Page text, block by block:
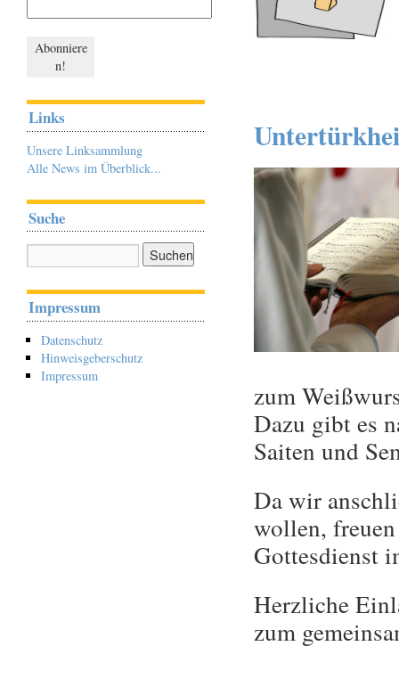
zum
Dazu gibt es
Saiten und
Da wir
wollen,
Gottesdienst
Herzliche
zum
Links
Unsere Linksammlung
Alle News im Überblick...
Suche
Impressum
Datenschutz
Hinweisgeberschutz
Impressum